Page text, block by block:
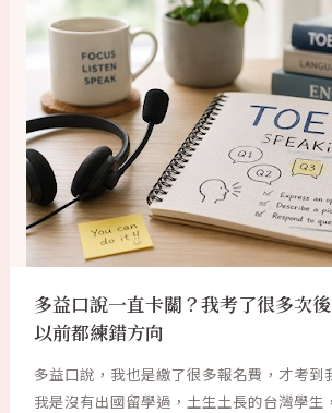
多益口說一直卡關？我考了很多次
以前都練錯方向
多益口說，我也是繳了很多報名費，才考到
我是沒有出國留學過，土生土長的台灣學生